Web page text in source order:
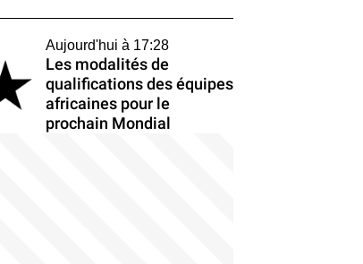
Aujourd'hui à 17:28
Les modalités de
qualifications des équipes
africaines pour le
prochain Mondial